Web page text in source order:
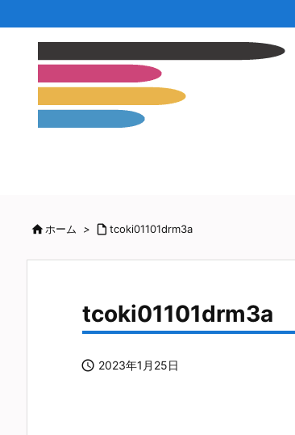
ホーム >  tcoki01101drm3a
tcoki01101drm3a
 2023年1月25日